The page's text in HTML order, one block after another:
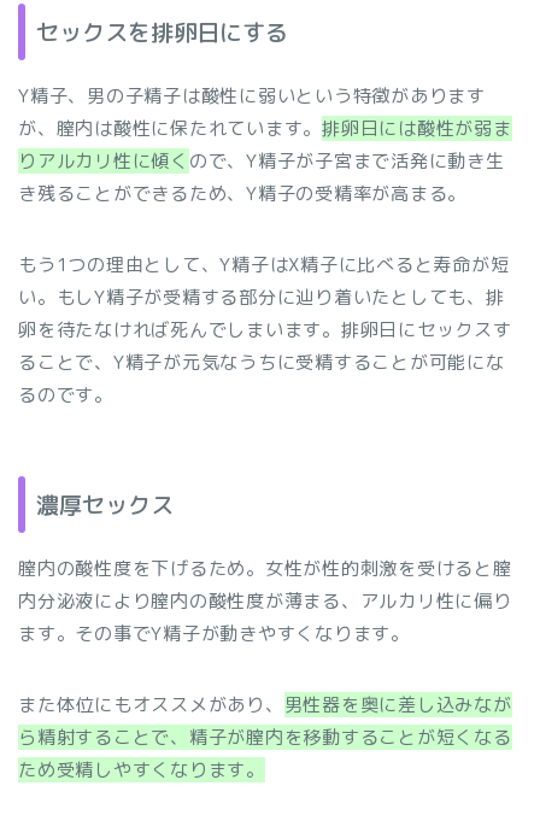
セックスを排卵日にする
Y精子、男の子精子は酸性に弱いという特徴があります
が、膣内は酸性に保たれています。排卵日には酸性が弱ま
りアルカリ性に傾く ので、Y精子が子宮まで活発に動き生
き残ることができるため、Y精子の受精率が高まる。
もう1つの理由として、Y精子はX精子に比べると寿命が短
い。もしY精子が受精する部分に辿り着いたとしても、排
卵を待たなければ死んでしまいます。排卵日にセックスす
ることで、Y精子が元気なうちに受精することが可能にな
るのです。
濃厚セックス
膣内の酸性度を下げるため。女性が性的刺激を受けると膣
内分泌液により膣内の酸性度が薄まる、アルカリ性に偏り
ます。その事でY精子が動きやすくなります。
また体位にもオススメがあり、 男性器を奥に差し込みなが
ら精射することで、精子が膣内を移動することが短くなる
ため受精しやすくなります。